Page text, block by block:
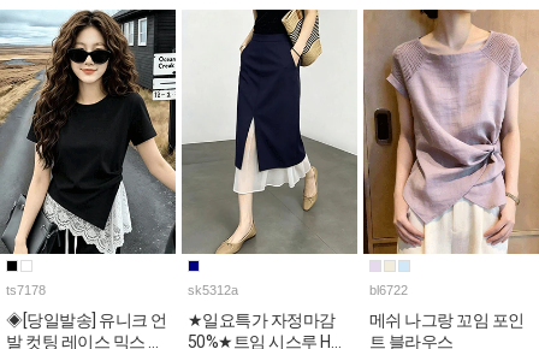
ts7178
◈[당일발송] 유니크 언
발 컷팅 레이스 믹스 슬
sk5312a
★일요특가 자정마감
50%★트임 시스루 H라
bl6722
메쉬 나그랑 꼬임 포인
트 블라우스